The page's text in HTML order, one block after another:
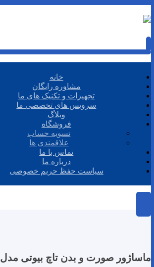
خانه
مشاوره رایگان
تجهیزات و تکنیک های ما
سرویس های تخصصی ما
وبلاگ
فروشگاه
تسویه حساب
علاقمندی ها
تماس با ما
درباره ما
سیاست حفظ حریم خصوصی
ماساژور صورت و بدن تاچ بیوتی مدل TB1613A